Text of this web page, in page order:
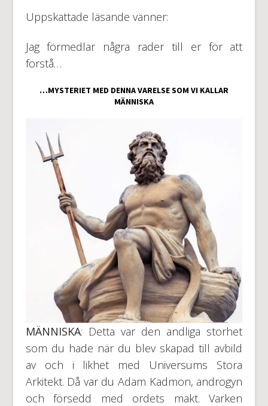
Uppskattade läsande vänner:
Jag förmedlar några rader till er för att
förstå…
…MYSTERIET MED DENNA VARELSE SOM VI KALLAR
MÄNNISKA
MÄNNISKA: Detta var den andliga storhet
som du hade när du blev skapad till avbild
av och i likhet med Universums Stora
Arkitekt. Då var du Adam Kadmon, androgyn
och försedd med ordets makt. Varken